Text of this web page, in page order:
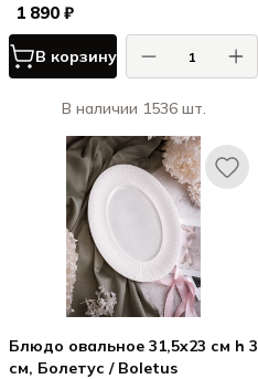
1 890 ₽
В корзину
В наличии 1536 шт.
Блюдо овальное 31,5x23 см h 3
см, Болетус / Boletus